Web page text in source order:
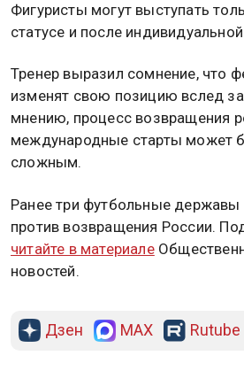
Фигуристы могут выступать
статусе и после
Тренер выразил сомнение, что
изменят свою позицию вслед
мнению, процесс возвращения
международные старты может
сложным.
Ранее три футбольные
против возвращения России.
читайте в материале
новостей.
Дзен MAX Rutube